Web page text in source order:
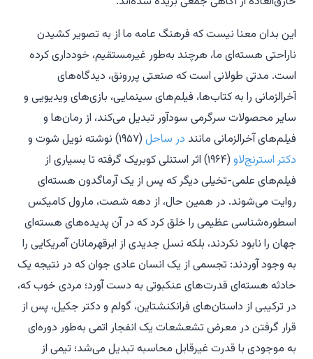
این بدان معنا نیست که فرهنگ عامه ما از به تصویر کشیدن
ناراحتی هسته‌ای ما، هرچند به‌طور غیرمستقیم، خودداری کرده
است. مدتی طولانی است که صنعتی پررونق، دیدگاه‌های
آخرالزمانی را به کتاب‌ها، فیلم‌های سینمایی، بازی‌های ویدیویی و
سایر محصولات سرگرمی سودآور تبدیل می‌کند، از رمان‌ها و
فیلم‌های آخرالزمانی مانند در ساحل(۱۹۵۷) نوشته نویل شوت و
دکتر استرنج‌لاو
(۱۹۶۴) اثر استنلی کوبریک گرفته تا بسیاری از
فیلم‌های علمی-تخیلی دیگر که پس از یک آرماگدون هسته‌ای
روایت می‌شوند. در همین حال، از دهه شصت، مارول کامیکس
اسطوره‌شناسی عظیمی را خلق کرد که در آن پدیده‌های هسته‌ای
جهان را نابود نکردند، بلکه نسل جدیدی از ابرقهرمانان آمریکایی را
به وجود آوردند: تجسمی از یک انسان عادی جوان که در نتیجه یک
حادثه هسته‌ای قدرت‌های عنکبوتی به دست آورد؛ مردی خوب که،
در ترکیبی از داستان‌های فرانکنشتاین، گولم و دکتر جکیل، پس از
قرار گرفتن در معرض تشعشعات یک انفجار اتمی به‌طور دوره‌ای
به موجودی با قدرت غیرقابل محاسبه تبدیل می‌شد؛ تیمی از